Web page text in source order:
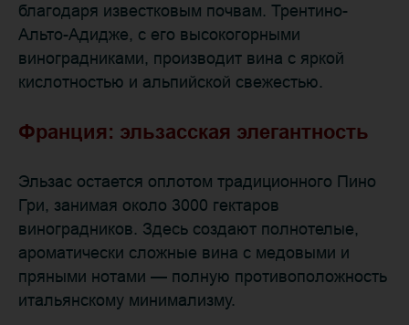
благодаря известковым почвам. Трентино-
Альто-Адидже, с его высокогорными
виноградниками, производит вина с яркой
кислотностью и альпийской свежестью.
Франция: эльзасская элегантность
Эльзас остается оплотом традиционного Пино
Гри, занимая около 3000 гектаров
виноградников. Здесь создают полнотелые,
ароматически сложные вина с медовыми и
пряными нотами — полную противоположность
итальянскому минимализму.